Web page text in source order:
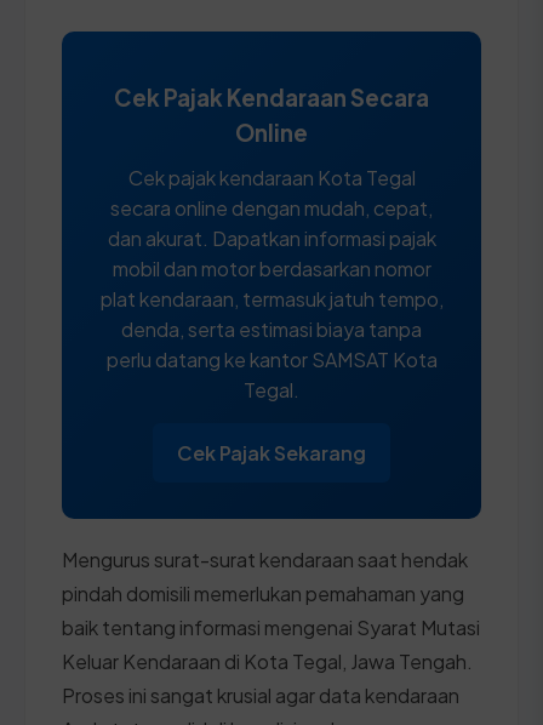
Cek Pajak Kendaraan Secara
Online
Cek pajak kendaraan Kota Tegal
secara online dengan mudah, cepat,
dan akurat. Dapatkan informasi pajak
mobil dan motor berdasarkan nomor
plat kendaraan, termasuk jatuh tempo,
denda, serta estimasi biaya tanpa
perlu datang ke kantor SAMSAT Kota
Tegal.
Cek Pajak Sekarang
Mengurus surat-surat kendaraan saat hendak
pindah domisili memerlukan pemahaman yang
baik tentang informasi mengenai Syarat Mutasi
Keluar Kendaraan di Kota Tegal, Jawa Tengah.
Proses ini sangat krusial agar data kendaraan